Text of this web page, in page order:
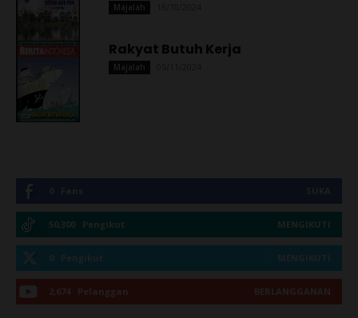
Majalah
Rakyat Butuh Kerja
Majalah
50,300 Pengikut MENGIKUTI
0 Pengikut MENGIKUTI